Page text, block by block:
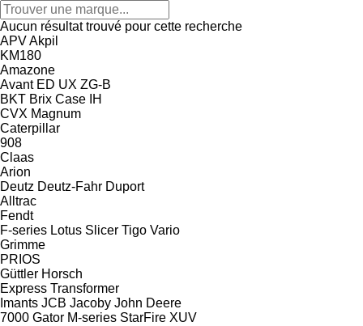
Aucun résultat trouvé pour cette recherche
APVAkpil
KM180
Amazone
Avant ED UX ZG-B
BKT Brix Case IH
CVX Magnum
Caterpillar
908
Claas
Arion
Deutz Deutz-Fahr Duport
Alltrac
Fendt
F-series Lotus Slicer Tigo Vario
Grimme
PRIOS
Güttler Horsch
Express Transformer
Imants JCB Jacoby John Deere
7000 Gator M-series StarFire XUV